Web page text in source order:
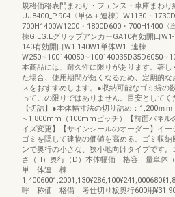
規格価格表門まわり・フェンス・車庫まわり
UJ8400_P.904〈単体＋連棟〉W1130・
700H1400W1200・1800D600・700H1400〈
棟G.LG.LグリップアンカーGA10有効開口
140有効開口W1-140W1単体W1+連棟
本商品には、耐久性に限りがあります。著し
た場合、使用期間が短くなるため、定期的な
スをおすすめします。●収納可能なゴミ袋の
ってこの限りではありません。目安として
【切詰】●本体幅寸法の切り詰め：1,200ｍｍ
∼1,800mm（100mmピッチ）【前面パネル
イズ変更】【サインシールのオーダー】イー
ゴミを隠して建物の価値を高める。ゴミ収納
ンで奥行の小さな、狭小地向けタイプです。
さ（H）奥行（D）本体幅価 格容 量単体（
単 体連 棟
呼 称価 格備 考仕切り板奥行600用